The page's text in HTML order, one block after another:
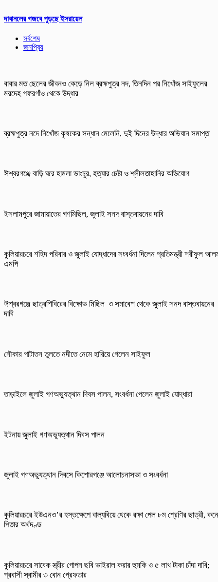
দাবানলের গজবে পুড়ছে ইসরায়েল
সর্বশেষ
জনপ্রিয়
বাবার মত ছেলের জীবনও কেড়ে নিল ব্রহ্মপুত্র নদ, তিনদিন পর নিখোঁজ সাইফুলের
মরদেহ গফরগাঁও থেকে উদ্ধার
ব্রহ্মপুত্র নদে নিখোঁজ কৃষকের সন্ধান মেলেনি, দুই দিনের উদ্ধার অভিযান সমাপ্ত
ঈশ্বরগঞ্জে বাড়ি ঘরে হামলা ভাংচুর, হত্যার চেষ্টা ও শ্লীলতাহানির অভিযোগ
ইসলামপুরে জামায়াতের গণমিছিল, জুলাই সনদ বাস্তবায়নের দাবি
কুলিয়ারচরে শহিদ পরিবার ও জুলাই যোদ্ধাদের সংবর্ধনা দিলেন প্রতিমন্ত্রী শরীফুল
এমপি
ঈশ্বরগঞ্জে ছাত্রশিবিরের বিক্ষোভ মিছিল ও সমাবেশ থেকে জুলাই সনদ বাস্তবায়নের
দাবি
নৌকার পাটাতন তুলতে নদীতে নেমে হারিয়ে গেলেন সাইফুল
তাড়াইলে জুলাই গণঅভ্যুত্থান দিবস পালন, সংবর্ধনা পেলেন জুলাই যোদ্ধারা
ইটনায় জুলাই গণঅভ্যুত্থান দিবস পালন
জুলাই গণঅভ্যুত্থান দিবসে কিশোরগঞ্জে আলোচনাসভা ও সংবর্ধনা
কুলিয়ারচরে ইউএনও’র হস্তক্ষেপে বাল্যবিয়ে থেকে রক্ষা পেল ৮ম শ্রেণির ছাত্রী,
পিতার অর্থদণ্ড
কুলিয়ারচরে সাবেক স্ত্রীর গোপন ছবি ভাইরাল করার হুমকি ও ৫ লাখ টাকা চাঁদা দাবি;
প্রবাসী স্বামীর ৩ বোন গ্রেফতার